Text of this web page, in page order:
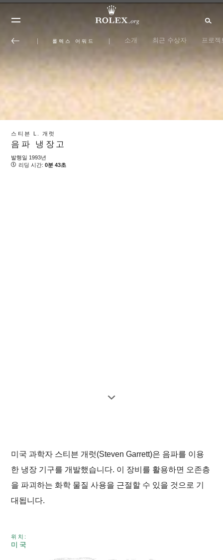
롤렉스 어워드 소개 최근 수상자 프로젝
스티븐 L. 개럿
음파 냉장고
발행일 1993년
리딩 시간: 0분 43초
미국 과학자 스티븐 개럿(Steven Garrett)은 음파를 이용
한 냉장 기구를 개발했습니다. 이 장비를 활용하면 오존층
을 파괴하는 화학 물질 사용을 근절할 수 있을 것으로 기
대됩니다.
위치:
미국